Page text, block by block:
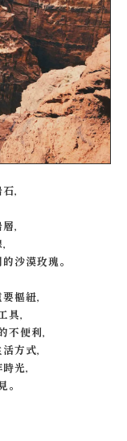
，
，
沙漠玫瑰。
樞紐，
，
便利，
方式，
光，